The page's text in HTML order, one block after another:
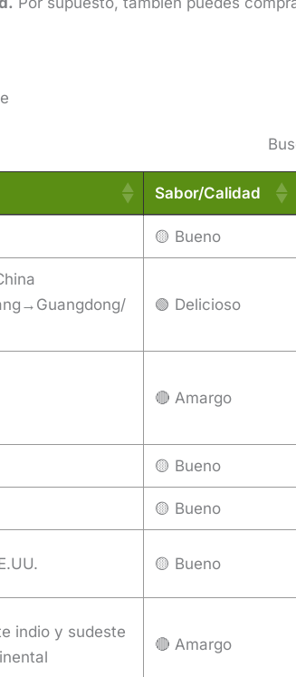
Sabor/Calidad
Sabor/Calidad
🟡 Bueno
🟢 Delicioso
🔴 Amargo
🟡 Bueno
🟡 Bueno
🟡 Bueno
indio y sudeste
🔴 Amargo